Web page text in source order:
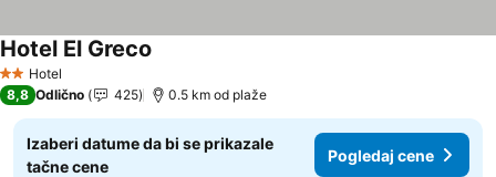
2 Zvezdice
Hotel
Hotel El Greco
8,8 Odlično 425 0.5 km od plaže
Izaberi datume da bi se prikazale
tačne cene
Pogledaj cene